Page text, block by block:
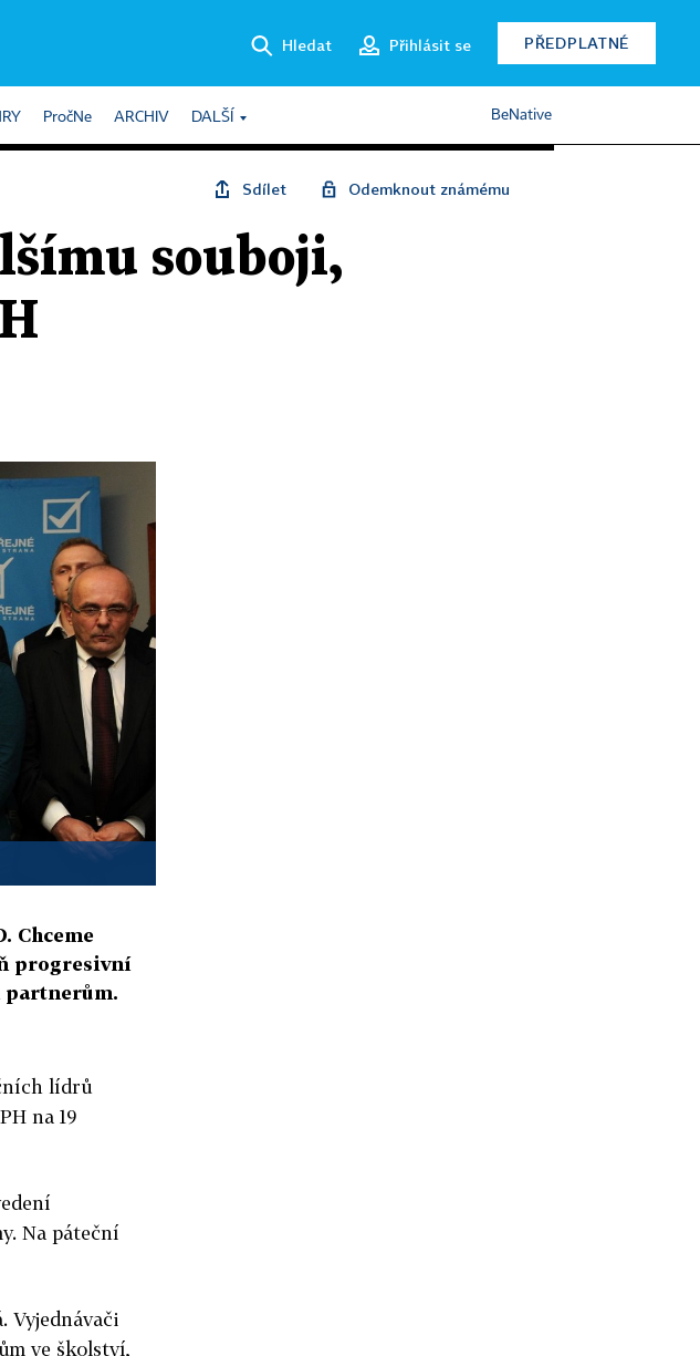
Hledat Přihlásit se PŘEDPLATNÉ
PročNe ARCHIV DALŠÍ BeNative
Sdílet Odemknout známému
souboji,
Chceme
progresivní
partnerům.
lídrů
na 19
Na páteční
Vyjednávači
ve školství,